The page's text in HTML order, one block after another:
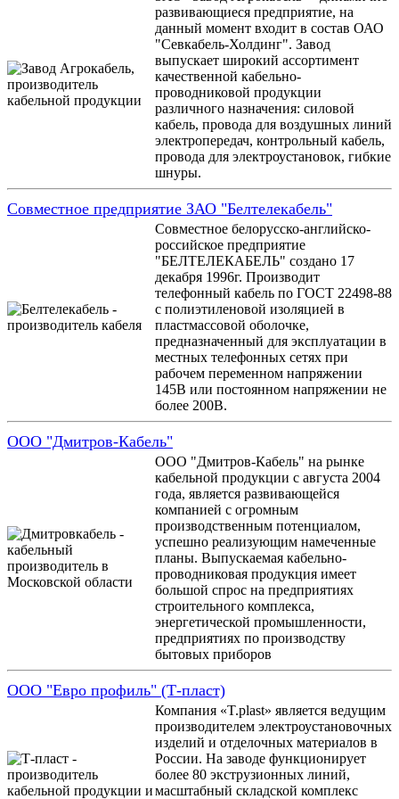
развивающиеся предприятие, на
данный момент входит в состав ОАО
"Севкабель-Холдинг". Завод
выпускает широкий ассортимент
качественной кабельно-
проводниковой продукции
различного назначения: силовой
кабель, провода для воздушных линий
электропередач, контрольный кабель,
провода для электроустановок, гибкие
шнуры.
Совместное предприятие ЗАО "Белтелекабель"
Совместное белорусско-английско-
российское предприятие
"БЕЛТЕЛЕКАБЕЛЬ" создано 17
декабря 1996г. Производит
телефонный кабель по ГОСТ 22498-88
с полиэтиленовой изоляцией в
пластмассовой оболочке,
предназначенный для эксплуатации в
местных телефонных сетях при
рабочем переменном напряжении
145В или постоянном напряжении не
более 200В.
OOO "Дмитров-Кабель"
ООО "Дмитров-Кабель" на рынке
кабельной продукции с августа 2004
года, является развивающейся
компанией с огромным
производственным потенциалом,
успешно реализующим намеченные
планы. Выпускаемая кабельно-
проводниковая продукция имеет
большой спрос на предприятиях
строительного комплекса,
энергетической промышленности,
предприятиях по производству
бытовых приборов
ООО "Евро профиль" (Т-пласт)
Компания «T.plast» является ведущим
производителем электроустановочных
изделий и отделочных материалов в
России. На заводе функционирует
более 80 экструзионных линий,
масштабный складской комплекс